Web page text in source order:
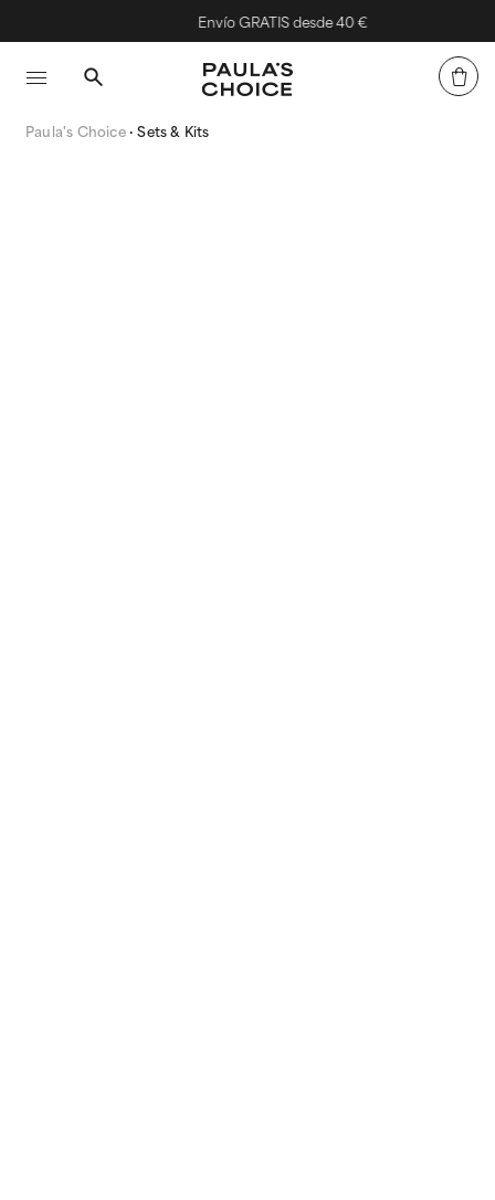
Envío GRATIS desde 40 €
Paula's Choice Sets & Kits